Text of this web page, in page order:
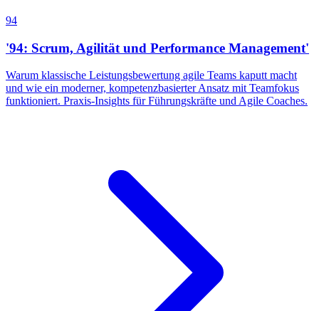
94
'94: Scrum, Agilität und Performance Management'
Warum klassische Leistungsbewertung agile Teams kaputt macht
und wie ein moderner, kompetenzbasierter Ansatz mit Teamfokus
funktioniert. Praxis-Insights für Führungskräfte und Agile Coaches.